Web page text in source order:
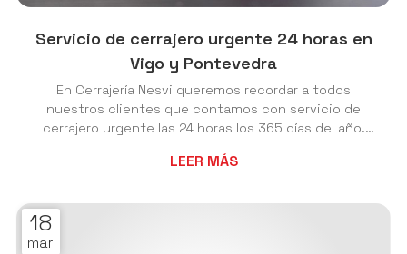
Servicio de cerrajero urgente 24 horas en
Vigo y Pontevedra
En Cerrajería Nesvi queremos recordar a todos
nuestros clientes que contamos con servicio de
cerrajero urgente las 24 horas los 365 días del año.
necesiten de nuestros servicios tanto en las
localidades de alrededor: Bueu, Cangas, Moaña, Marín,
Ponteareas, Nigrán, Baiona, A Guarda, Gondomar...
LEER MÁS
18
mar